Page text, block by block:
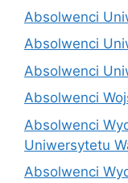
Absolwenci
Absolwenci
Absolwenci
Absolwenci
Absolwenci
Uniwersytetu
Absolwenci